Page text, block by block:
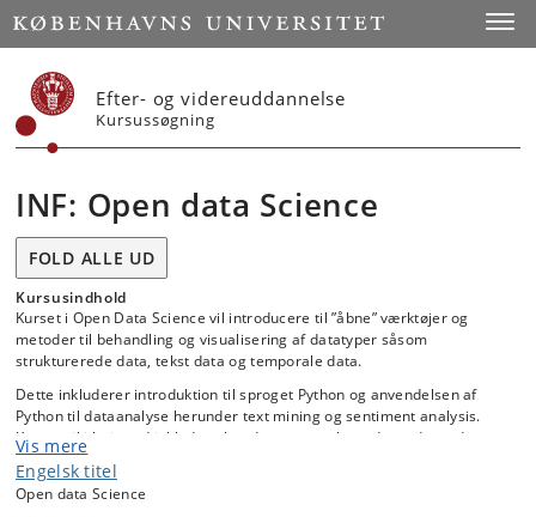
Start
Efter- og videreuddannelse
Kursussøgning
INF: Open data Science
FOLD ALLE UD
Kursusindhold
Kurset i Open Data Science vil introducere til ”åbne” værktøjer og
metoder til behandling og visualisering af datatyper såsom
strukturerede data, tekst data og temporale data.
Dette inkluderer introduktion til sproget Python og anvendelsen af
Python til dataanalyse herunder text mining og sentiment analysis.
Kurset vil i høj grad inkludere hands-on cases hvor de studerende
arbejder med relevante datasæt. Kurset vil ligeledes introducere
principperne bag FAIR – data herunder etiske problemstillinger ved
arbejdet med open data
Vis mere
Engelsk titel
Open data Science